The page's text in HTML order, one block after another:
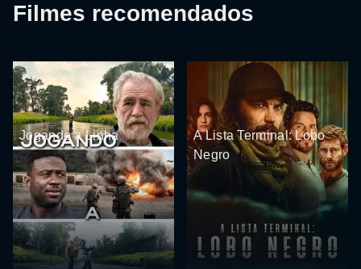
Filmes recomendados
Jogando a Linha
A Lista Terminal: Lobo
Negro